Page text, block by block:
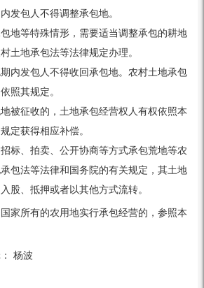
包人不得调整承包地。
地等特殊情形，需要适当调整承包的耕地
土地承包法等法律规定办理。
发包人不得收回承包地。农村土地承包
照其规定。
征收的，土地承包经营权人有权依照本
定获得相应补偿。
、拍卖、公开协商等方式承包荒地等农
包法等法律和国务院的有关规定，其土地
股、抵押或者以其他方式流转。
所有的农用地实行承包经营的，参照本
杨波